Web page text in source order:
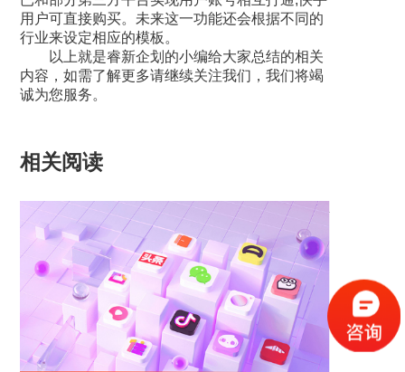
用户可直接购买。未来这一功能还会根据不同的
行业来设定相应的模板。
以上就是睿新企划的小编给大家总结的相关
内容，如需了解更多请继续关注我们，我们将竭
诚为您服务。
相关阅读